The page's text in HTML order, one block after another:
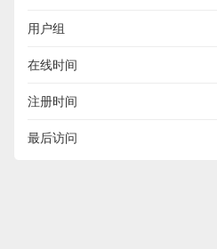
用户组
在线时间
注册时间
最后访问